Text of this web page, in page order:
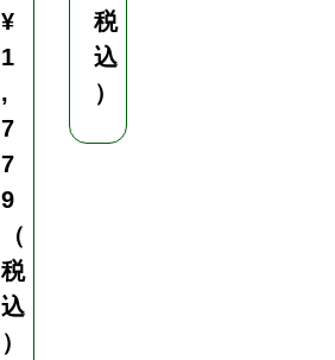
¥
1
,
7
7
9
（
税
込
）
税
込
）